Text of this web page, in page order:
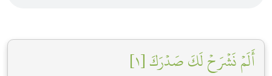
أَلَمۡ نَشۡرَحۡ لَكَ صَدۡرَكَ [١]